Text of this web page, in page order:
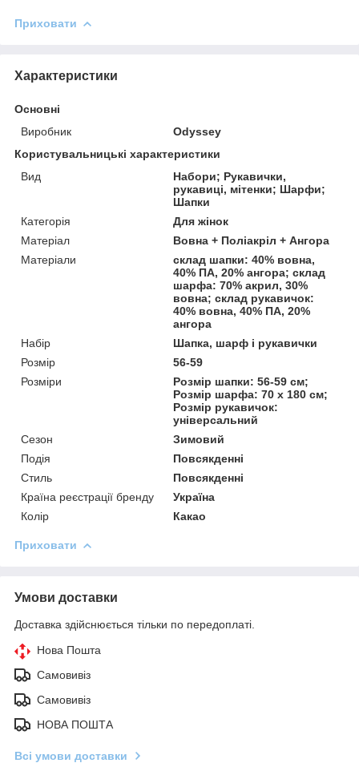
Приховати
Характеристики
Основні
Виробник
Odyssey
Користувальницькі характеристики
Вид
Набори; Рукавички,
рукавиці, мітенки; Шарфи;
Шапки
Категорія
Для жінок
Матеріал
Вовна + Поліакріл + Ангора
Матеріали
склад шапки: 40% вовна,
40% ПА, 20% ангора; склад
шарфа: 70% акрил, 30%
вовна; склад рукавичок:
40% вовна, 40% ПА, 20%
ангора
Набір
Шапка, шарф і рукавички
Розмір
56-59
Розміри
Розмір шапки: 56-59 см;
Розмір шарфа: 70 х 180 см;
Розмір рукавичок:
універсальний
Сезон
Зимовий
Подія
Повсякденні
Стиль
Повсякденні
Країна реєстрації бренду
Україна
Колір
Какао
Приховати
Умови доставки
Доставка здійснюється тільки по передоплаті.
Нова Пошта
Самовивіз
Самовивіз
НОВА ПОШТА
Всі умови доставки